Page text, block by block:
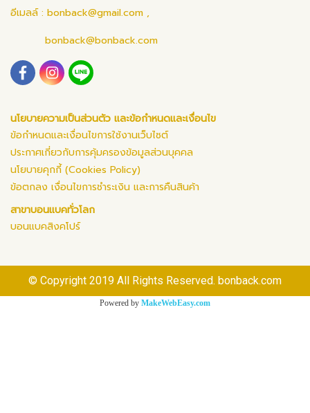
อีเมลล์ : bonback@gmail.com ,
bonback@bonback.com
นโยบายความเป็นส่วนตัว และข้อกำหนดและเงื่อนไข
ข้อกำหนดและเงื่อนไขการใช้งานเว็บไซต์
ประกาศเกี่ยวกับการคุ้มครองข้อมูลส่วนบุคคล
นโยบายคุกกี้ (Cookies Policy)
ข้อตกลง เงื่อนไขการชำระเงิน และการคืนสินค้า
สาขาบอนแบคทั่วโลก
บอนแบคสิงคโปร์
© Copyright 2019 All Rights Reserved. bonback.com
Powered by MakeWebEasy.com